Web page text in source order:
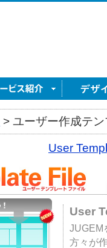
> ユーザー作成テ
User
User
JUGEM
方々が